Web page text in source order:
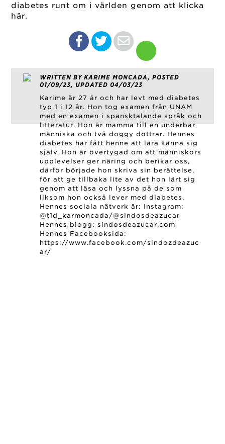
diabetes runt om i världen genom att klicka
här.
WRITTEN BY KARIME MONCADA, POSTED
01/09/23, UPDATED 04/03/23
Karime är 27 år och har levt med diabetes
typ 1 i 12 år. Hon tog examen från UNAM
med en examen i spansktalande språk och
litteratur. Hon är mamma till en underbar
människa och två doggy döttrar. Hennes
diabetes har fått henne att lära känna sig
själv. Hon är övertygad om att människors
upplevelser ger näring och berikar oss,
därför började hon skriva sin berättelse,
för att ge tillbaka lite av det hon lärt sig
genom att läsa och lyssna på de som
liksom hon också lever med diabetes.
Hennes sociala nätverk är: Instagram:
@t1d_karmoncada/@sindosdeazucar
Hennes blogg: sindosdeazucar.com
Hennes Facebooksida:
https://www.facebook.com/sindozdeazuc
ar/